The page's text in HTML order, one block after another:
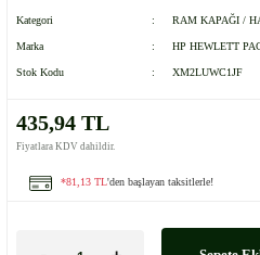
Kategori RAM KAPAĞI /
Marka HP HEWLETT
Stok Kodu XM2LUWC1JF
435,94 TL
Fiyatlara KDV dahildir.
*81,13 TL'den başlayan taksitlerle!